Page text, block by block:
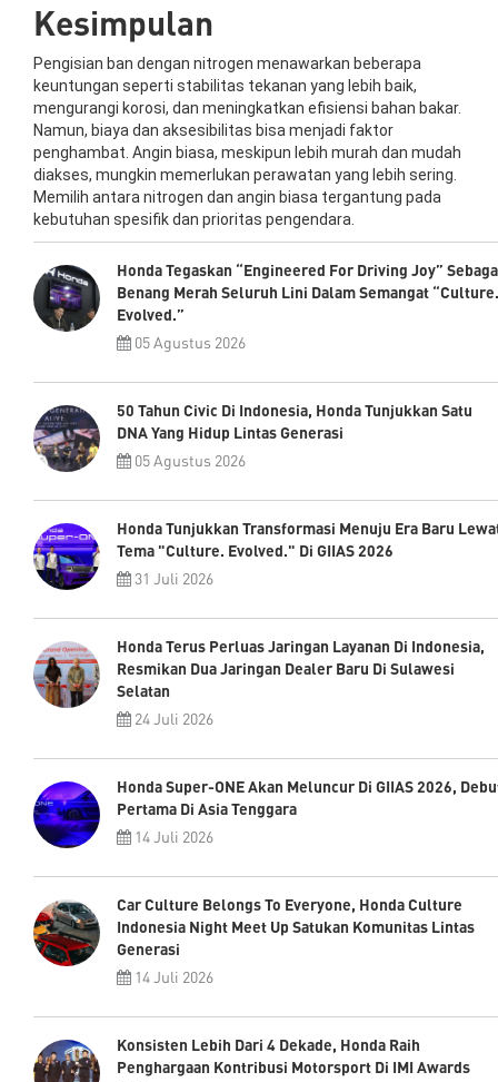
Kesimpulan
Pengisian ban dengan nitrogen menawarkan beberapa
keuntungan seperti stabilitas tekanan yang lebih baik,
mengurangi korosi, dan meningkatkan efisiensi bahan bakar.
Namun, biaya dan aksesibilitas bisa menjadi faktor
penghambat. Angin biasa, meskipun lebih murah dan mudah
diakses, mungkin memerlukan perawatan yang lebih sering.
Memilih antara nitrogen dan angin biasa tergantung pada
kebutuhan spesifik dan prioritas pengendara.
Honda Tegaskan “Engineered For Driving Joy”
Benang Merah Seluruh Lini Dalam Semangat “Culture.
Evolved.”
05 Agustus 2026
50 Tahun Civic Di Indonesia, Honda Tunjukkan Satu
DNA Yang Hidup Lintas Generasi
05 Agustus 2026
Honda Tunjukkan Transformasi Menuju Era Baru
Tema "Culture. Evolved." Di GIIAS 2026
31 Juli 2026
Honda Terus Perluas Jaringan Layanan Di Indonesia,
Resmikan Dua Jaringan Dealer Baru Di Sulawesi
Selatan
24 Juli 2026
Honda Super-ONE Akan Meluncur Di GIIAS 2026,
Pertama Di Asia Tenggara
14 Juli 2026
Car Culture Belongs To Everyone, Honda Culture
Indonesia Night Meet Up Satukan Komunitas Lintas
Generasi
14 Juli 2026
Konsisten Lebih Dari 4 Dekade, Honda Raih
Penghargaan Kontribusi Motorsport Di IMI Awards